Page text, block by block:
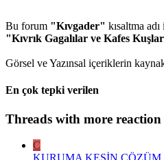
Bu forum "Kıvgader" kısaltma adı
"Kıvrık Gagalılar ve Kafes
Görsel ve Yazınsal içeriklerin
En çok tepki verilen
Threads with more reaction
C